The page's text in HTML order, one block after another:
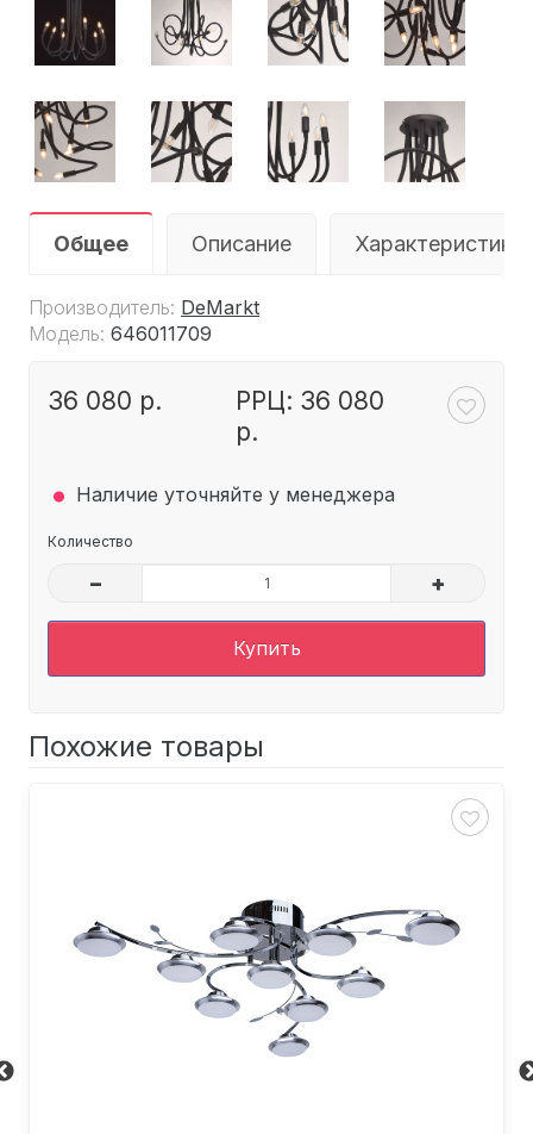
Общее Описание Характеристики
Производитель: DeMarkt
Модель: 646011709
36 080 р.
РРЦ: 36 080
р.
. Наличие уточняйте у менеджера
Количество
– +
Купить
Похожие товары